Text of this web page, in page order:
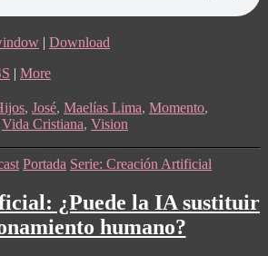
| Download
| More
, José, Maelías Lima, Momento,
Vida Cristiana, Vision
Categories
Portada Serie: Creación Artificial
¿Puede la IA sustituir
humano?